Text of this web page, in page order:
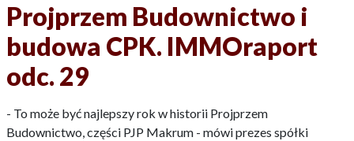
Projprzem Budownictwo i
budowa CPK. IMMOraport
odc. 29
- To może być najlepszy rok w historii Projprzem
Budownictwo, części PJP Makrum - mówi prezes spółki